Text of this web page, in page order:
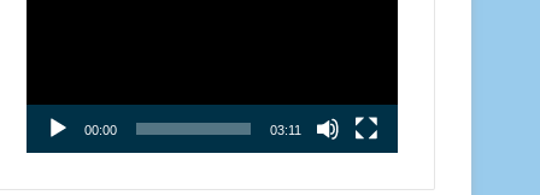
00:00 03:11